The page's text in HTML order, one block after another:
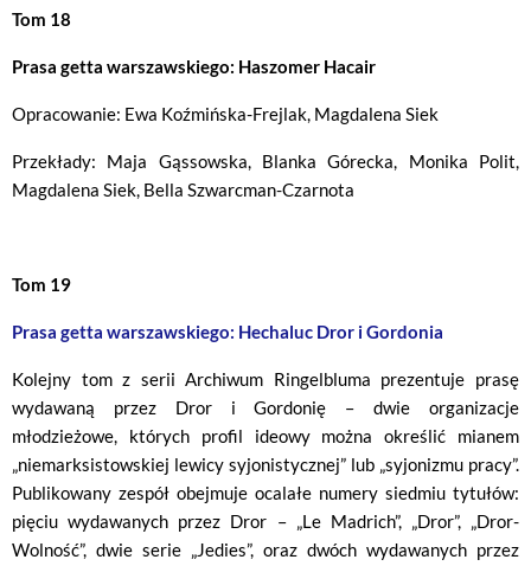
Tom 18
Prasa getta warszawskiego: Haszomer Hacair
Opracowanie: Ewa Koźmińska-Frejlak, Magdalena Siek
Przekłady: Maja Gąssowska, Blanka Górecka, Monika Polit,
Magdalena Siek, Bella Szwarcman-Czarnota
Tom 19
Prasa getta warszawskiego: Hechaluc Dror i Gordonia
Kolejny tom z serii Archiwum Ringelbluma prezentuje prasę
wydawaną przez Dror i Gordonię – dwie organizacje
młodzieżowe, których profil ideowy można określić mianem
„niemarksistowskiej lewicy syjonistycznej” lub „syjonizmu pracy”.
Publikowany zespół obejmuje ocalałe numery siedmiu tytułów:
pięciu wydawanych przez Dror – „Le Madrich”, „Dror”, „Dror-
Wolność”, dwie serie „Jedies”, oraz dwóch wydawanych przez